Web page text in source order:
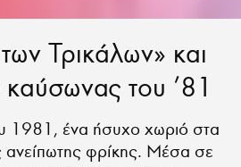
Τρικάλων» και
του ’81
1981, ένα ήσυχο χωριό στα
ανείπωτης φρίκης. Μέσα σε